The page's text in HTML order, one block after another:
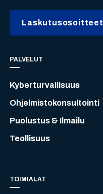
Laskutusosoitteet
PALVELUT
Kyberturvallisuus
Ohjelmistokonsultointi
Puolustus & Ilmailu
Teollisuus
TOIMIALAT